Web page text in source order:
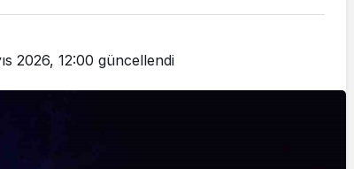
2026, 12:00 güncellendi
Genel